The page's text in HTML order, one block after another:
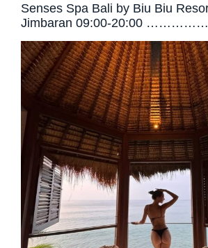
Senses Spa Bali by Biu Biu
Jimbaran 09:00-20:00